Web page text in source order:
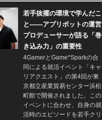
若手抜擢の環境で学んだこ
と――アプリボットの運営
プロデューサーが語る「巻
き込み力」の重要性
4GamerとGame*Sparkの合
同による就活イベント「キャ
リアクエスト」の第4回が東
京都立産業貿易センター浜松
町館で開催されました。この
イベントに合わせ、自身の就
活時のエピソードを若手クリ